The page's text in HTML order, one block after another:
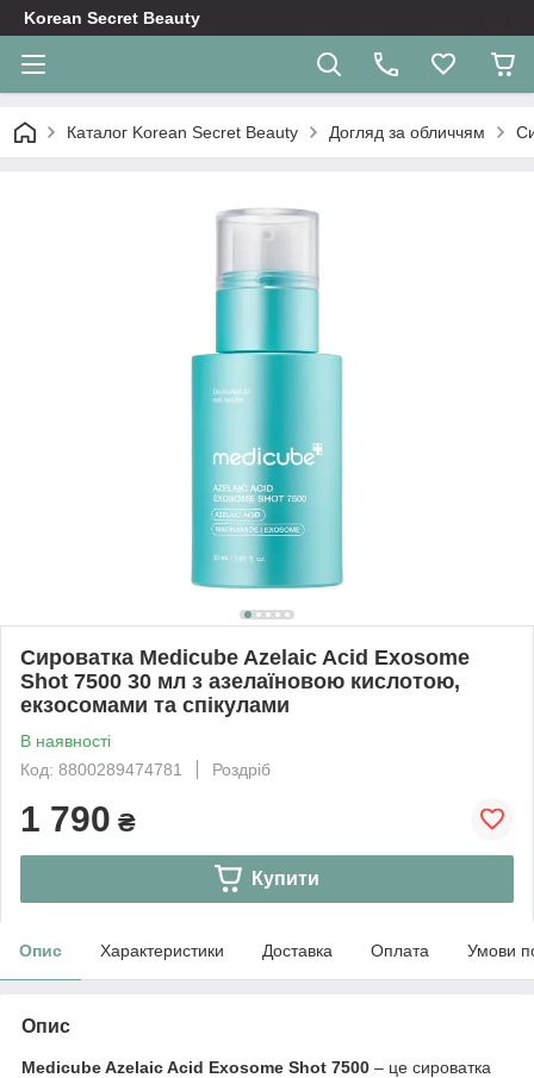
Korean Secret Beauty
Каталог Korean Secret Beauty Догляд за обличчям
Сироватка Medicube Azelaic Acid Exosome
Shot 7500 30 мл з азелаїновою кислотою,
екзосомами та спікулами
В наявності
Код: 8800289474781
Роздріб
1 790 ₴
Купити
Опис Характеристики Доставка Оплата Умови
Опис
Medicube Azelaic Acid Exosome Shot 7500 – це сироватка